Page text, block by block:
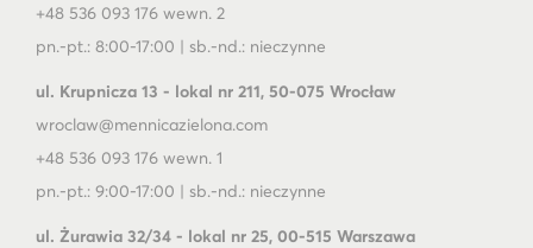
+48 536 093 176 wewn. 2
pn.-pt.: 8:00-17:00 | sb.-nd.: nieczynne
ul. Krupnicza 13 - lokal nr 211, 50-075 Wrocław
wroclaw@mennicazielona.com
+48 536 093 176 wewn. 1
pn.-pt.: 9:00-17:00 | sb.-nd.: nieczynne
ul. Żurawia 32/34 - lokal nr 25, 00-515 Warszawa